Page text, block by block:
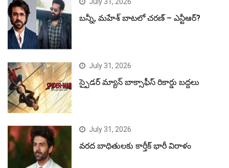
July 31, 2026
బన్నీ, మహేశ్ బాటలో చరణ్ – ఎన్టీఆర్?
July 31, 2026
స్పైడర్ మ్యాన్ బాక్సాఫీస్ రికార్డు బద్దలు
July 31, 2026
వరద బాధితులకు కార్తీక్ భారీ విరాళం